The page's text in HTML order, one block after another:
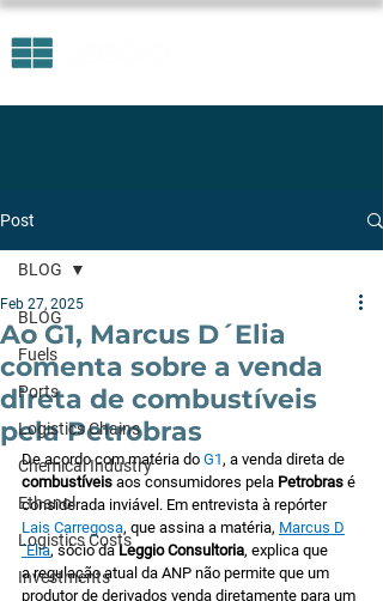
Post
BLOG
Fuels
Ports
Logistics Chains
Chemical Industry
Ethanol
Logistics Costs
Investments
BLOG
Ao G1, Marcus D´Elia
comenta sobre a venda
direta de combustíveis
pela Petrobras
Feb 27, 2025
De acordo com matéria do G1, a venda direta de
combustíveis aos consumidores pela Petrobras é
considerada inviável. Em entrevista à repórter
Lais Carregosa, que assina a matéria, Marcus D
´Elia, sócio da Leggio Consultoria, explica que
a regulação atual da ANP não permite que um
produtor de derivados venda diretamente para um